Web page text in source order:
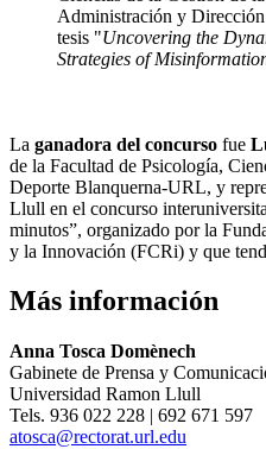
Administración y
tesis "Uncovering the
Strategies of
La ganadora del concurso fue
de la Facultad de Psicología,
Deporte Blanquerna-URL, y
Llull en el concurso
minutos”, organizado por la
y la Innovación (FCRi) y que
Más información
Anna Tosca Domènech
Gabinete de Prensa y
Universidad Ramon Llull
Tels. 936 022 228 | 692 671 597
atosca@rectorat.url.edu